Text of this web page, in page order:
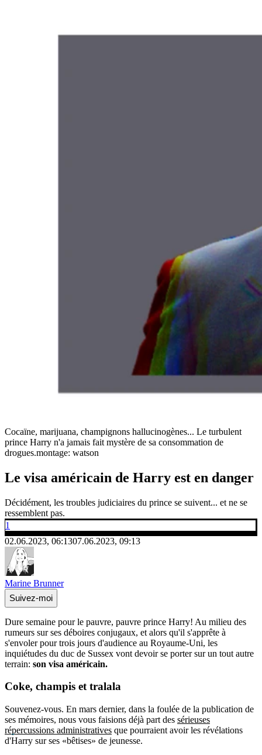
Cocaïne, marijuana, champignons hallucinogènes... Le turbulent
prince Harry n'a jamais fait mystère de sa consommation de
drogues.montage: watson
Le visa américain de Harry est en danger
Décidément, les troubles judiciaires du prince se suivent... et ne se
ressemblent pas.
1
02.06.2023, 06:1307.06.2023, 09:13
Marine Brunner
Suivez-moi
Dure semaine pour le pauvre, pauvre prince Harry! Au milieu des
rumeurs sur ses déboires conjugaux, et alors qu'il s'apprête à
s'envoler pour trois jours d'audience au Royaume-Uni, les
inquiétudes du duc de Sussex vont devoir se porter sur un tout autre
terrain: son visa américain.
Coke, champis et tralala
Souvenez-vous. En mars dernier, dans la foulée de la publication de
ses mémoires, nous vous faisions déjà part des sérieuses
répercussions administratives que pourraient avoir les révélations
d'Harry sur ses «bêtises» de jeunesse.